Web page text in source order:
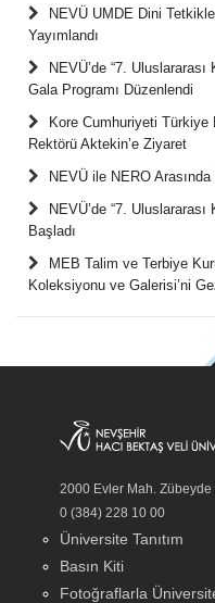
NEVÜ UMDE Dini
Yayımlandı
NEVÜ’de “7.
Gala Programı Düzenlendi
Kore Cumhuriyeti Türkiye
Rektörü Aktekin’e Ziyaret
NEVÜ ile NERO
NEVÜ’de “7.
Başladı
MEB Talim ve Terbiye
Koleksiyonu ve Galerisi’ni
2000 Evler Mah.
0 (384) 228 10 00
Üniversite Tanıtım
Basın Kiti
Fotoğraflarla